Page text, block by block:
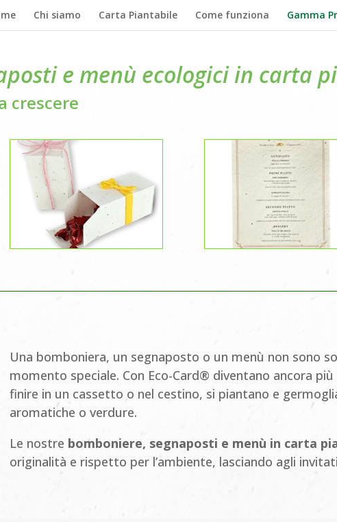
Chi siamo Carta Piantabile Come funziona Gamma
e menù ecologici in carta
crescere
Una bomboniera, un segnaposto o un menù non sono
momento speciale. Con Eco-Card® diventano ancora
finire in un cassetto o nel cestino, si piantano e
aromatiche o verdure.
Le nostre bomboniere, segnaposti e menù in carta
originalità e rispetto per l’ambiente, lasciando agli